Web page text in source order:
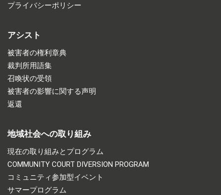
プライバシーポリシー
アシスト
被害者の権利章典
裁判所用語集
召喚状の受領
被害者の影響に関する声明
返還
地域社会への取り組み
現在の取り組みとプログラム
COMMUNITY COURT DIVERSION PROGRAM
コミュニティ参加型イベント
サマープログラム